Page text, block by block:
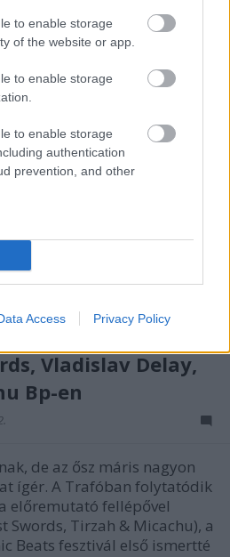
to enable storage
of the website or app.
to enable storage
to enable storage
authentication
prevention, and other
Access Privacy Policy
nyújtó…
Vladislav Delay,
Bp-en
de az ősz máris nagyon
ígér. A Trafóban folytatódik
előremutató fellépővel
Swords, Tirzah & Micachu), a
Beats fesztivál első ismertté